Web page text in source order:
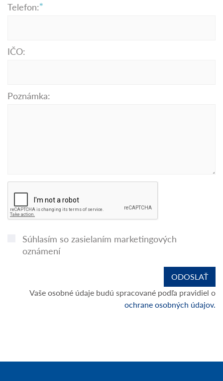
Telefon:
IČO:
Poznámka:
Súhlasím so zasielaním marketingových
oznámení
Vaše osobné údaje budú spracované podľa pravidiel o
ochrane osobných údajov.